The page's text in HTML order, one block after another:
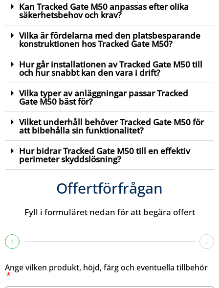
Kan Tracked Gate M50 anpassas efter olika
säkerhetsbehov och krav?
Vilka är fördelarna med den platsbesparande
konstruktionen hos Tracked Gate M50?
Hur går installationen av Tracked Gate M50 till
och hur snabbt kan den vara i drift?
Vilka typer av anläggningar passar Tracked
Gate M50 bäst för?
Vilket underhåll behöver Tracked Gate M50 för
att bibehålla sin funktionalitet?
Hur bidrar Tracked Gate M50 till en effektiv
perimeter skyddslösning?
Offertförfrågan
Fyll i formuläret nedan för att begära offert
1 2
Ange vilken produkt, höjd, färg och eventuella tillbehör